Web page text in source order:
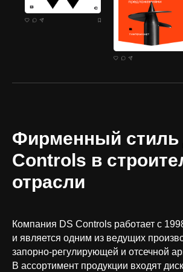
Фирменный стиль
Controls в
отрасли
Компания DS Controls работает с
и является одним из ведущих
запорно-регулирующей и отсечной
В ассортимент продукции входят